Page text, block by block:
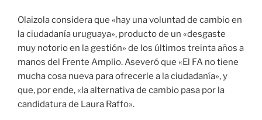
Olaizola considera que «hay una voluntad de cambio en
la ciudadanía uruguaya», producto de un «desgaste
muy notorio en la gestión» de los últimos treinta años a
manos del Frente Amplio. Aseveró que «El FA no tiene
mucha cosa nueva para ofrecerle a la ciudadanía», y
que, por ende, «la alternativa de cambio pasa por la
candidatura de Laura Raffo».